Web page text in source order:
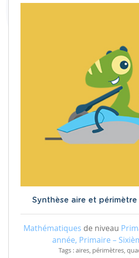
Synthèse aire et
Mathématiques de niveau
année, Primaire –
Tags : aires, périmètres,